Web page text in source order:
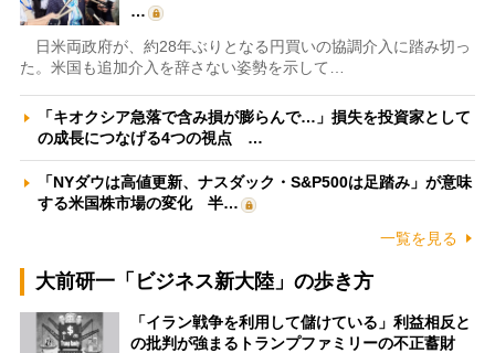
…
日米両政府が、約28年ぶりとなる円買いの協調介入に踏み切っ
た。米国も追加介入を辞さない姿勢を示して…
「キオクシア急落で含み損が膨らんで…」損失を投資家として
の成長につなげる4つの視点 …
「NYダウは高値更新、ナスダック・S&P500は足踏み」が意味
する米国株市場の変化 半…
一覧を見る
大前研一「ビジネス新大陸」の歩き方
「イラン戦争を利用して儲けている」利益相反と
の批判が強まるトランプファミリーの不正蓄財